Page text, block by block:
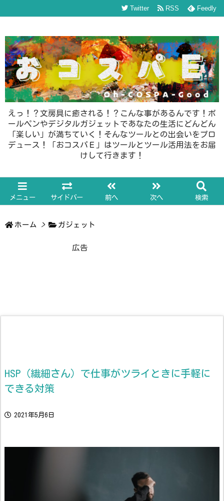
えっ！？文房具に癒される！？こんな事があるんです！ボ
ールペンやデジタルガジェットであなたの生活にどんどん
「楽しい」が満ちていく！そんなツールとの出会いをプロ
デュース！「おコスパＥ」はツールとツール活用法をお届
けして行きます！
メニュー サイドバー 前へ 次へ 検索
Twitter RSS Feedly
ホーム > ガジェット
広告
HSP（繊細さん）で仕事がツライときに手軽に
できる対策
2021年5月6日